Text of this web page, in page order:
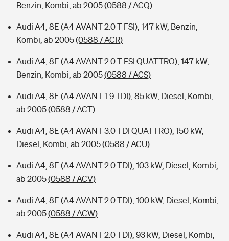
Benzin, Kombi, ab 2005(0588 / ACQ)
Audi A4, 8E (A4 AVANT 2.0 T FSI), 147 kW, Benzin,
Kombi, ab 2005(0588 / ACR)
Audi A4, 8E (A4 AVANT 2.0 T FSI QUATTRO), 147 kW,
Benzin, Kombi, ab 2005(0588 / ACS)
Audi A4, 8E (A4 AVANT 1.9 TDI), 85 kW, Diesel, Kombi,
ab 2005(0588 / ACT)
Audi A4, 8E (A4 AVANT 3.0 TDI QUATTRO), 150 kW,
Diesel, Kombi, ab 2005(0588 / ACU)
Audi A4, 8E (A4 AVANT 2.0 TDI), 103 kW, Diesel, Kombi,
ab 2005(0588 / ACV)
Audi A4, 8E (A4 AVANT 2.0 TDI), 100 kW, Diesel, Kombi,
ab 2005(0588 / ACW)
Audi A4, 8E (A4 AVANT 2.0 TDI), 93 kW, Diesel, Kombi,